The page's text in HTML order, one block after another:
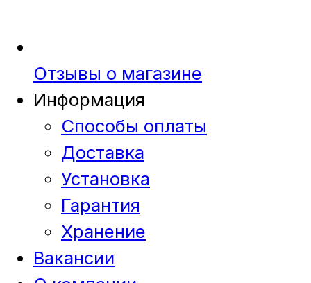
Отзывы о магазине
Информация
Способы оплаты
Доставка
Установка
Гарантия
Хранение
Вакансии